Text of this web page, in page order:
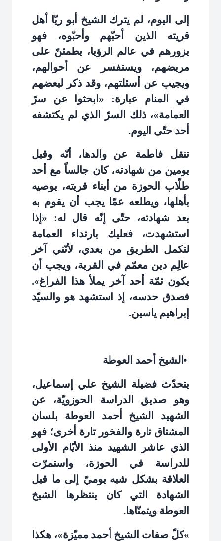
إلى اليوم، لم يترك الشيخ أبو ريّا أهل
قريته الذين أحبّهم وأحبّوه، فهو
يزورهم في عالم الرؤيا، يطمئنّ على
مريضهم، ويستفسر عن أحوالهم،
ويجيب عن أسئلتهم، وقد ذكر لبعضهم
في المنام عبارة: «ابحثوا عن سرّ
العمامة»، ذلك السرّ الذي لم يكتشفه
أحد حتّى اليوم.
تنقل فاطمة عن والدها، أنّه وقبل
يومين من شهادته، كان جالساً مع أحد
طلّاب الحوزة من أبناء قريته، يوصيه
بأهلها، ويطلعه عمّا يجب أن يقوم به
بعد شهادته، حتّى إنّه قال له: «إذا
استشهدت، فعليك بارتداء العمامة
لتكمل الطريق من بعدي، لأنّني آخر
عالِم دين معمّم في القرية، ويجب أن
يكون ثمّة أحد آخر يملأ هذا الفراغ».
فصدق حدسه، إذ استشهد هو والسيّد
إبراهيم ياسين.
• الشيخ أحمد العوطة
يتحدّث فضيلة الشيخ علي إسماعيل،
وهو صديق الدراسة الحوزويّة، عن
الشهيد الشيخ أحمد العوطة بلسان
المشتاق تارة والفخور تارة أخرى؛ فهو
الذي عاشر الشهيد منذ الأيّام الأولى
للدراسة في الحوزة، واستمرّت
العلاقة بشكل شبه يوميّ إلى ما قبل
الشهادة التي كان ينتظرها الشيخ
العوطة ويتمنّاها.
«كلّ صفات الشيخ أحمد مميّزة»، هكذا